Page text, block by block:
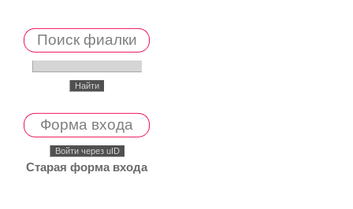
Поиск фиалки
Форма входа
Войти через uID
Старая форма входа